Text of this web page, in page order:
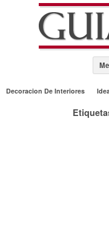
Decoracion De Interiores